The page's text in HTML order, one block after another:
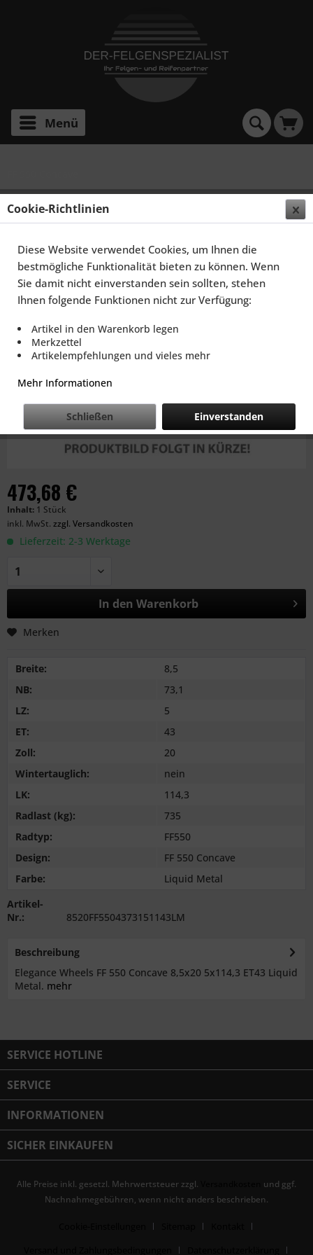
Menü
ELEGANCE WHEELS FF 550 CONCAVE 8,5X20
5X114,3 ET43 LIQUID METAL
473,68 €
Inhalt: 1 Stück
inkl. MwSt. zzgl. Versandkosten
Lieferzeit: 2-3 Werktage
In den Warenkorb
Merken
Breite:
8,5
NB:
73,1
LZ:
5
ET:
43
Zoll:
20
Wintertauglich:
nein
LK:
114,3
Radlast (kg):
735
Radtyp:
FF550
Design:
FF 550 Concave
Farbe:
Liquid Metal
Artikel-
Nr.:
8520FF5504373151143LM
Beschreibung
Elegance Wheels FF 550 Concave 8,5x20 5x114,3 ET43 Liquid
Metal. mehr
SERVICE HOTLINE
SERVICE
INFORMATIONEN
SICHER EINKAUFEN
Alle Preise inkl. gesetzl. Mehrwertsteuer zzgl.
und ggf.
Nachnahmegebühren, wenn nicht anders beschrieben.
Cookie-Richtlinien
Diese Website verwendet Cookies, um Ihnen die
bestmögliche Funktionalität bieten zu können. Wenn
Sie damit nicht einverstanden sein sollten, stehen
Ihnen folgende Funktionen nicht zur Verfügung:
Artikel in den Warenkorb legen
Merkzettel
Artikelempfehlungen und vieles mehr
Mehr Informationen
Einverstanden
Schließen